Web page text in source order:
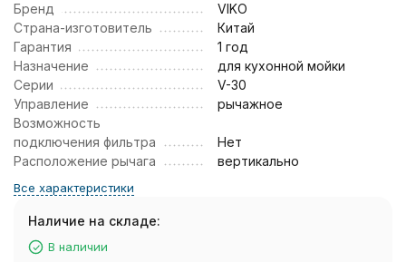
Бренд
VIKO
Страна-изготовитель
Китай
Гарантия
1 год
Назначение
для кухонной мойки
Серии
V-30
Управление
рычажное
Возможность
подключения фильтра
Нет
Расположение рычага
вертикально
Все характеристики
Наличие на складе:
В наличии